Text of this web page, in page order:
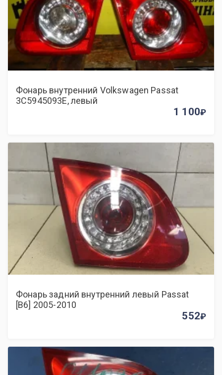
Фонарь внутренний Volkswagen Passat
3C5945093E, левый
1 100
Фонарь задний внутренний левый Passat
[B6] 2005-2010
552